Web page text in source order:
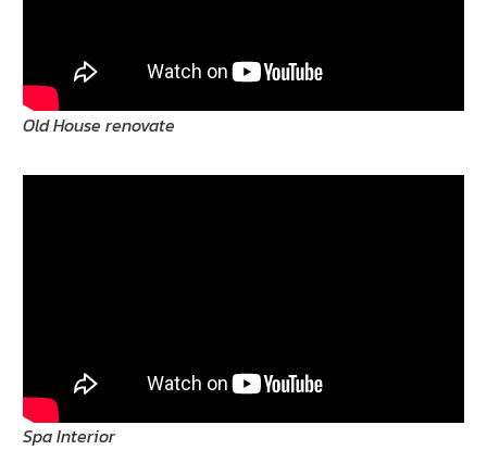
Old House renovate
Spa Interior